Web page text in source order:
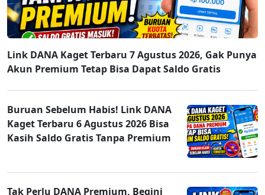
Link DANA Kaget Terbaru 7 Agustus 2026, Gak Punya
Akun Premium Tetap Bisa Dapat Saldo Gratis
Buruan Sebelum Habis! Link DANA
Kaget Terbaru 6 Agustus 2026 Bisa
Kasih Saldo Gratis Tanpa Premium
Tak Perlu DANA Premium, Begini